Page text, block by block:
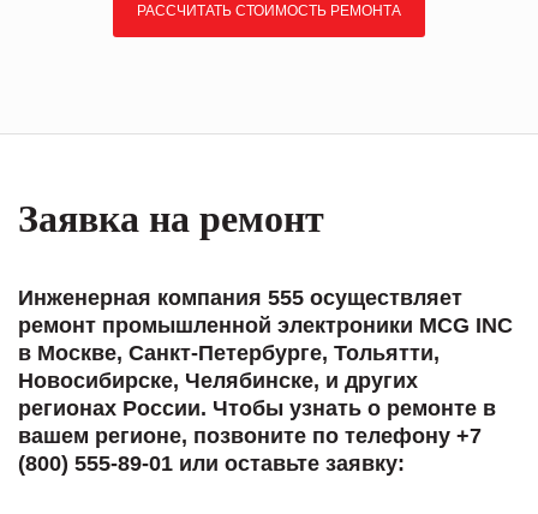
РАССЧИТАТЬ СТОИМОСТЬ РЕМОНТА
Заявка на ремонт
Инженерная компания 555 осуществляет
ремонт промышленной электроники MCG INC
в Москве, Санкт-Петербурге, Тольятти,
Новосибирске, Челябинске, и других
регионах России. Чтобы узнать о ремонте в
вашем регионе, позвоните по телефону +7
(800) 555-89-01 или оставьте заявку: